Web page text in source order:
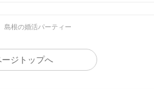
島根の婚活パーティー
ージトップへ